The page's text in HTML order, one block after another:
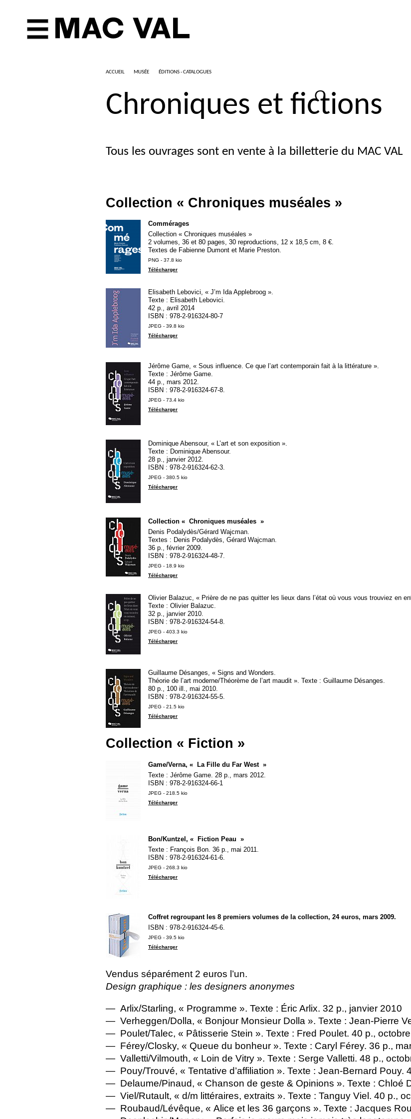
ACCUEIL MUSÉE ÉDITIONS - CATALOGUES
Chroniques et fictions
Tous les ouvrages sont en vente à la billetterie du MAC VAL
Collection « Chroniques muséales »
Commérages
Collection « Chroniques muséales »
2 volumes, 36 et 80 pages, 30 reproductions, 12 x 18,5 cm, 8 €.
Textes de Fabienne Dumont et Marie Preston.
PNG - 37.8 kio
Télécharger
Elisabeth Lebovici, « J’m Ida Applebroog ».
Texte : Elisabeth Lebovici.
42 p., avril 2014
ISBN : 978-2-916324-80-7
JPEG - 39.8 kio
Télécharger
Jérôme Game, « Sous influence. Ce que l’art contemporain fait à la littérature ».
Texte : Jérôme Game.
44 p., mars 2012.
ISBN : 978-2-916324-67-8.
JPEG - 73.4 kio
Télécharger
Dominique Abensour, « L’art et son exposition ».
Texte : Dominique Abensour.
28 p., janvier 2012.
ISBN : 978-2-916324-62-3.
JPEG - 380.5 kio
Télécharger
Collection « Chroniques muséales »
Denis Podalydès/Gérard Wajcman.
Textes : Denis Podalydès, Gérard Wajcman.
36 p., février 2009.
ISBN : 978-2-916324-48-7.
JPEG - 18.9 kio
Télécharger
Olivier Balazuc, « Prière de ne pas quitter les lieux dans l’état où vous vous trouviez en
Texte : Olivier Balazuc.
32 p., janvier 2010.
ISBN : 978-2-916324-54-8.
JPEG - 403.3 kio
Télécharger
Guillaume Désanges, « Signs and Wonders.
Théorie de l’art moderne/Théorème de l’art maudit ». Texte : Guillaume Désanges.
80 p., 100 ill., mai 2010.
ISBN : 978-2-916324-55-5.
JPEG - 21.5 kio
Télécharger
Collection « Fiction »
Game/Verna, « La Fille du Far West »
Texte : Jérôme Game. 28 p., mars 2012.
ISBN : 978-2-916324-66-1
JPEG - 218.5 kio
Télécharger
Bon/Kuntzel, « Fiction Peau »
Texte : François Bon. 36 p., mai 2011.
ISBN : 978-2-916324-61-6.
JPEG - 268.3 kio
Télécharger
Coffret regroupant les 8 premiers volumes de la collection, 24 euros, mars 2009.
ISBN : 978-2-916324-45-6.
JPEG - 39.5 kio
Télécharger
Vendus séparément 2 euros l’un.
Design graphique : les designers anonymes
— Arlix/Starling, « Programme ». Texte : Éric Arlix. 32 p., janvier 2010
— Verheggen/Dolla, « Bonjour Monsieur Dolla ». Texte : Jean-Pierre
— Poulet/Talec, « Pâtisserie Stein ». Texte : Fred Poulet. 40 p.,
— Férey/Closky, « Queue du bonheur ». Texte : Caryl Férey. 36 p.,
— Valletti/Vilmouth, « Loin de Vitry ». Texte : Serge Valletti. 48 p.,
— Pouy/Trouvé, « Tentative d’affiliation ». Texte : Jean-Bernard Pouy.
— Delaume/Pinaud, « Chanson de geste & Opinions ». Texte : Chloé
— Viel/Rutault, « d/m littéraires, extraits ». Texte : Tanguy Viel. 40 p.,
— Roubaud/Lévêque, « Alice et les 36 garçons ». Texte : Jacques